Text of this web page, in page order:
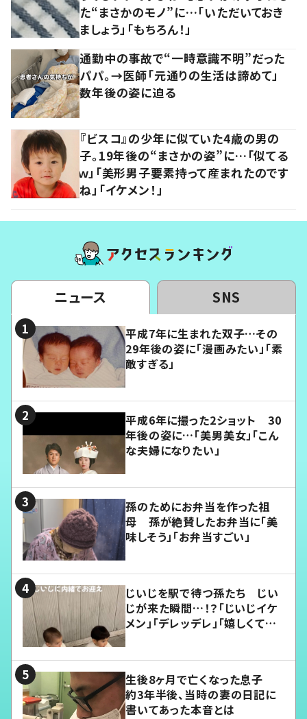
た“まさかのモノ”に…「いただいておき
ましょう」「もちろん！」
通勤中の事故で“一時意識不明”だった
パパ。→医師「元通りの生活は諦めて」
数年後の姿に迫る
『ビスコ』の少年に似ていた4歳の男の
子。19年後の“まさかの姿”に…「似てる
ｗ」「美形男子要素持って産まれたのです
ね」「イケメン！」
ニュース SNS
平成7年に生まれた双子…その
29年後の姿に「漫画みたい」「素
敵すぎる」
平成6年に撮った2ショット 30
年後の姿に…「美男美女」「こん
な夫婦になりたい」
孫のためにお弁当を作った祖
母 孫が絶賛したお弁当に「美
味しそう」「お弁当すごい」
じいじを駅で待つ孫たち じい
じが来た瞬間…！？「じいじイケ
メン」「デレッデレ」「嬉しくて可
生後8ヶ月で亡くなった息子
約3年半後、当時の妻の日記に
書いてあった本音とは